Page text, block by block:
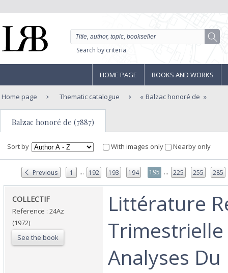
Search by criteria
HOME PAGE BOOKS AND WORKS
Home page Thematic catalogue Balzac honoré de
Balzac honoré de (7887)
Sort by With images only Nearby only
Previous 1 ... 192 193 194 195 ... 225 255 285
‎COLLECTIF‎
Reference : 24Az
(1972)
See the book
‎Littérature
Trimestrielle
Analyses Du